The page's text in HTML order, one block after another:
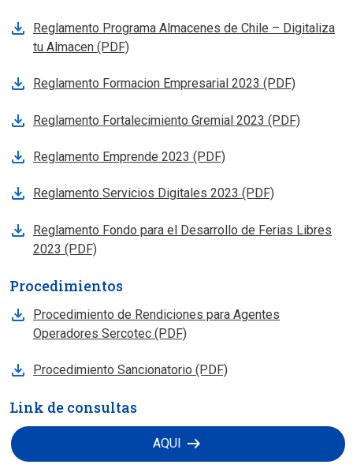
Se abre en nueva pestana
Reglamento Programa Almacenes de Chile – Digitaliza
tu Almacen (PDF)
Se abre en nueva pestana
Reglamento Formacion Empresarial 2023 (PDF)
Se abre en nueva pestana
Reglamento Fortalecimiento Gremial 2023 (PDF)
Se abre en nueva pestana
Reglamento Emprende 2023 (PDF)
Se abre en nueva pestana
Reglamento Servicios Digitales 2023 (PDF)
Se abre en nueva pestana
Reglamento Fondo para el Desarrollo de Ferias Libres
2023 (PDF)
Procedimientos
Se abre en nueva pestana
Procedimiento de Rendiciones para Agentes
Operadores Sercotec (PDF)
Se abre en nueva pestana
Procedimiento Sancionatorio (PDF)
Link de consultas
AQUI arrow_right_alt